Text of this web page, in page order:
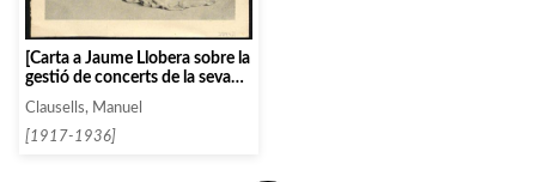
[Carta a Jaume Llobera sobre la
gestió de concerts de la seva
esposa]
Clausells, Manuel
[1917-1936]